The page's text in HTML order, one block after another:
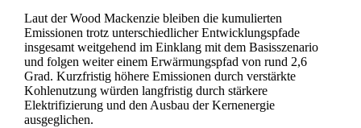
Laut der Wood Mackenzie bleiben die kumulierten
Emissionen trotz unterschiedlicher Entwicklungspfade
insgesamt weitgehend im Einklang mit dem Basisszenario
und folgen weiter einem Erwärmungspfad von rund 2,6
Grad. Kurzfristig höhere Emissionen durch verstärkte
Kohlenutzung würden langfristig durch stärkere
Elektrifizierung und den Ausbau der Kernenergie
ausgeglichen.